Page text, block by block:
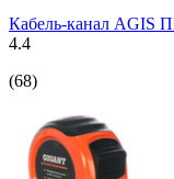
Кабель-канал AGIS
4.4
(68)